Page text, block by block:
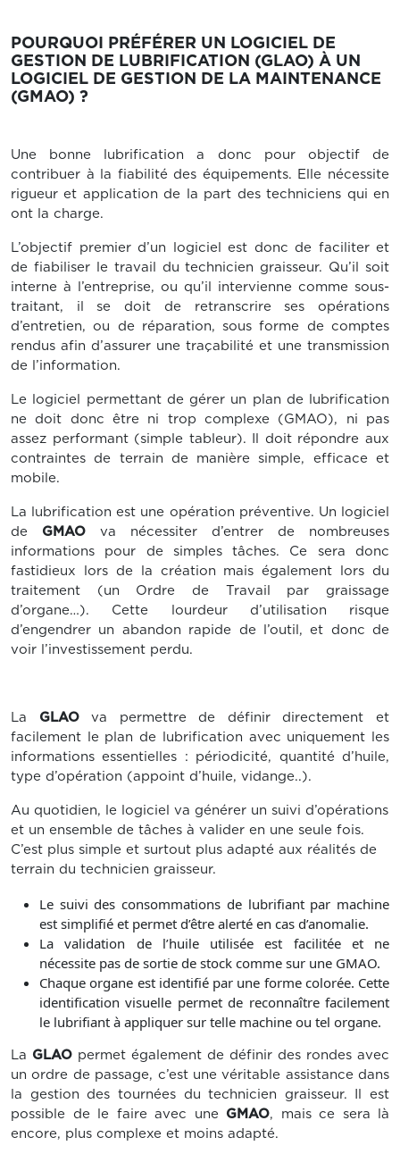
POURQUOI PRÉFÉRER UN LOGICIEL DE
GESTION DE LUBRIFICATION (GLAO) À UN
LOGICIEL DE GESTION DE LA MAINTENANCE
(GMAO) ?
Une bonne lubrification a donc pour objectif de
contribuer à la fiabilité des équipements. Elle nécessite
rigueur et application de la part des techniciens qui en
ont la charge.
L’objectif premier d’un logiciel est donc de faciliter et
de fiabiliser le travail du technicien graisseur. Qu’il soit
interne à l’entreprise, ou qu’il intervienne comme sous-
traitant, il se doit de retranscrire ses opérations
d’entretien, ou de réparation, sous forme de comptes
rendus afin d’assurer une traçabilité et une transmission
de l’information.
Le logiciel permettant de gérer un plan de lubrification
ne doit donc être ni trop complexe (GMAO), ni pas
assez performant (simple tableur). Il doit répondre aux
contraintes de terrain de manière simple, efficace et
mobile.
La lubrification est une opération préventive. Un logiciel
de GMAO va nécessiter d’entrer de nombreuses
informations pour de simples tâches. Ce sera donc
fastidieux lors de la création mais également lors du
traitement (un Ordre de Travail par graissage
d’organe…). Cette lourdeur d’utilisation risque
d’engendrer un abandon rapide de l’outil, et donc de
voir l’investissement perdu.
La GLAOva permettre de définir directement et
facilement le plan de lubrification avec uniquement les
informations essentielles : périodicité, quantité d’huile,
type d’opération (appoint d’huile, vidange..).
Au quotidien, le logiciel va générer un suivi d’opérations
et un ensemble de tâches à valider en une seule fois.
C’est plus simple et surtout plus adapté aux réalités de
terrain du technicien graisseur.
Le suivi des consommations de lubrifiant par machine
est simplifié et permet d’être alerté en cas d’anomalie.
La validation de l’huile utilisée est facilitée et ne
nécessite pas de sortie de stock comme sur une GMAO.
Chaque organe est identifié par une forme colorée. Cette
identification visuelle permet de reconnaître facilement
le lubrifiant à appliquer sur telle machine ou tel organe.
La GLAO permet également de définir des rondes avec
un ordre de passage, c’est une véritable assistance dans
la gestion des tournées du technicien graisseur. Il est
possible de le faire avec une GMAO, mais ce sera là
encore, plus complexe et moins adapté.